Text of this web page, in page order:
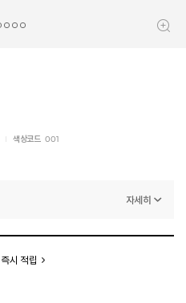
색상코드 001
자세히
과는 차이가 있을 수 있습니다.
시 적립